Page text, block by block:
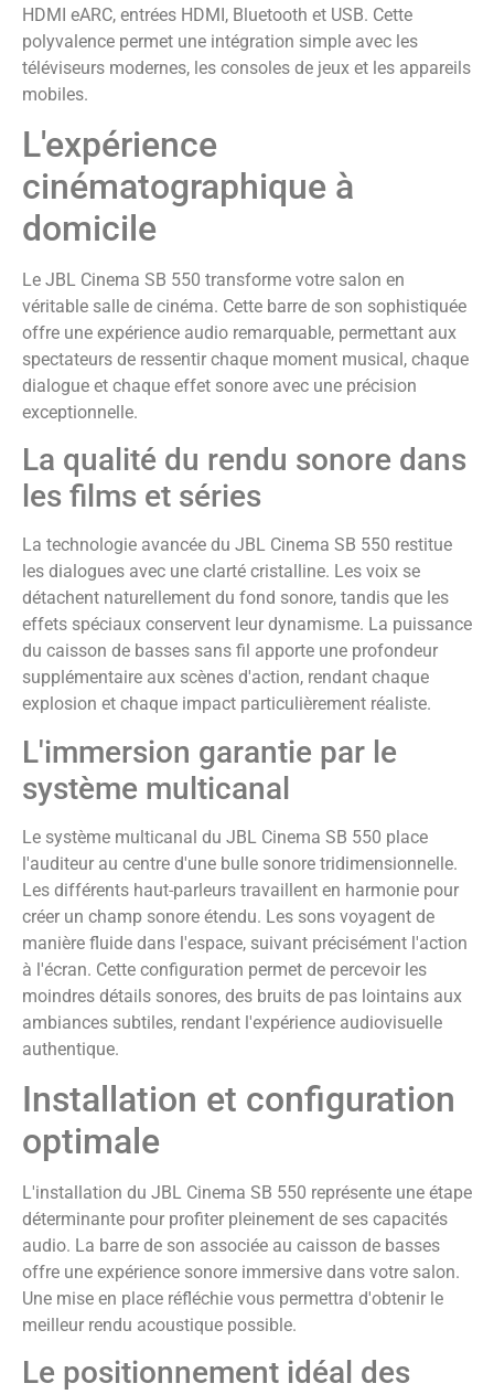
HDMI eARC, entrées HDMI, Bluetooth et USB. Cette
polyvalence permet une intégration simple avec les
téléviseurs modernes, les consoles de jeux et les appareils
mobiles.
L'expérience
cinématographique à
domicile
Le JBL Cinema SB 550 transforme votre salon en
véritable salle de cinéma. Cette barre de son sophistiquée
offre une expérience audio remarquable, permettant aux
spectateurs de ressentir chaque moment musical, chaque
dialogue et chaque effet sonore avec une précision
exceptionnelle.
La qualité du rendu sonore dans
les films et séries
La technologie avancée du JBL Cinema SB 550 restitue
les dialogues avec une clarté cristalline. Les voix se
détachent naturellement du fond sonore, tandis que les
effets spéciaux conservent leur dynamisme. La puissance
du caisson de basses sans fil apporte une profondeur
supplémentaire aux scènes d'action, rendant chaque
explosion et chaque impact particulièrement réaliste.
L'immersion garantie par le
système multicanal
Le système multicanal du JBL Cinema SB 550 place
l'auditeur au centre d'une bulle sonore tridimensionnelle.
Les différents haut-parleurs travaillent en harmonie pour
créer un champ sonore étendu. Les sons voyagent de
manière fluide dans l'espace, suivant précisément l'action
à l'écran. Cette configuration permet de percevoir les
moindres détails sonores, des bruits de pas lointains aux
ambiances subtiles, rendant l'expérience audiovisuelle
authentique.
Installation et configuration
optimale
L'installation du JBL Cinema SB 550 représente une étape
déterminante pour profiter pleinement de ses capacités
audio. La barre de son associée au caisson de basses
offre une expérience sonore immersive dans votre salon.
Une mise en place réfléchie vous permettra d'obtenir le
meilleur rendu acoustique possible.
Le positionnement idéal des